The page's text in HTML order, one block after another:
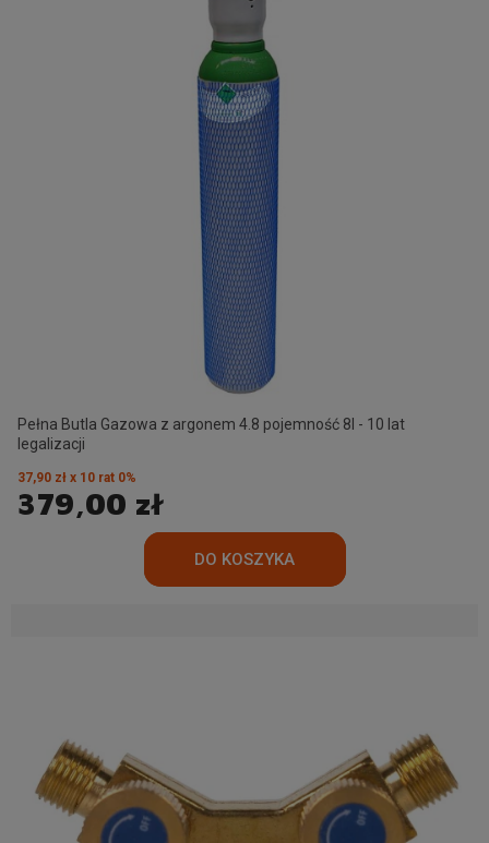
Pełna Butla Gazowa z argonem 4.8 pojemność 8l - 10 lat
legalizacji
379,00 zł
37,90 zł x 10 rat 0%